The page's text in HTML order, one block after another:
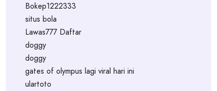
Bokep1222333
situs bola
Lawas777 Daftar
doggy
doggy
gates of olympus lagi viral hari ini
ulartoto